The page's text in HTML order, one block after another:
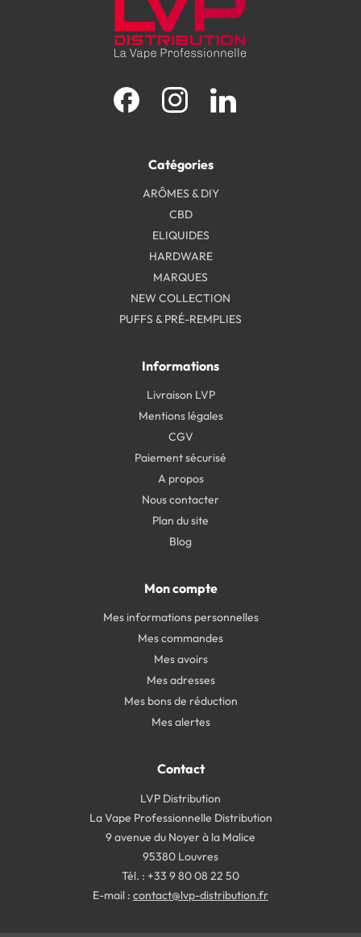
Catégories
ARÔMES & DIY
CBD
ELIQUIDES
HARDWARE
MARQUES
NEW COLLECTION
PUFFS & PRÉ-REMPLIES
Informations
Livraison LVP
Mentions légales
CGV
Paiement sécurisé
A propos
Nous contacter
Plan du site
Blog
Facebook Instagram
Mon compte
Mes informations personnelles
Mes commandes
Mes avoirs
Mes adresses
Mes bons de réduction
Mes alertes
Contact
LVP Distribution
La Vape Professionnelle Distribution
9 avenue du Noyer à la Malice
95380 Louvres
Tél. : +33 9 80 08 22 50
E-mail : contact@lvp-distribution.fr